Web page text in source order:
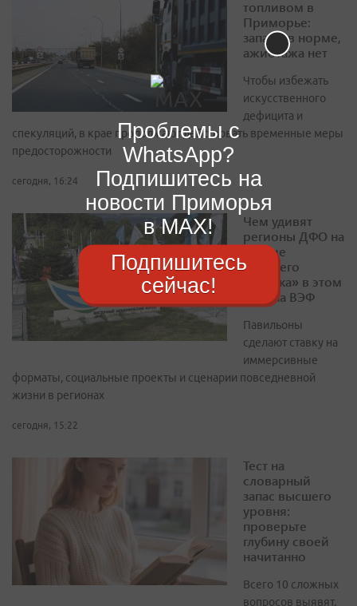
топливом в
Приморье:
запасы в норме,
ажиотажа нет
Чтобы избежать
искусственного
дефицита и
спекуляций, в крае продолжают действовать временные меры
предосторожности
сегодня, 16:24
Чем удивят
регионы ДФО на
«Улице
Дальнего
Востока» в этом
году на ВЭФ
Павильоны
сделают ставку на
иммерсивные
форматы, социальные проекты и сценарии повседневной
жизни в регионах
сегодня, 15:22
Тест на
словарный
запас высшего
уровня:
проверьте
глубину своей
начитанно
Всего 10 сложных
вопросов выявят,
Проблемы с
WhatsApp?
Подпишитесь на
новости Приморья
в MAX!
Подпишитесь
сейчас!